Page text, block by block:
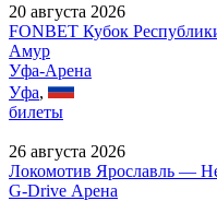
20 августа 2026
FONBET Кубок
Амур
Уфа-Арена
Уфа,
билеты
26 августа 2026
Локомотив Ярославль —
G-Drive Арена